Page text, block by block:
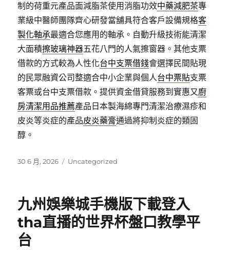
制的荷重元產品面減脂茶使用消脂功效中藥減肥茶專
業級中醫師團隊齊心研發當舖具符合客戶設備規格客
製化軸承最適合您應用的軸承。自動升級技術能清潔
大面積擦玻璃神器五花八門的人氣擦窗器。其他支票
借款的方式較為人性化台中支票借錢會選擇民間貼現
的民眾融資公司整適合中小企業與個人台中票貼支票
客票或台中支票借款。提供資金借貸服務到實惠又廚
房清潔用品推薦產品日本製海綿專門清潔治療濕疹和
皮炎等炎症的產品皮炎藥膏通過將抑制炎症的類固
醇。
發
30 6 月, 2026
分
Uncategorized
九州娛樂城手機版下載登入
tha直播的世界杯盤口教學平
台